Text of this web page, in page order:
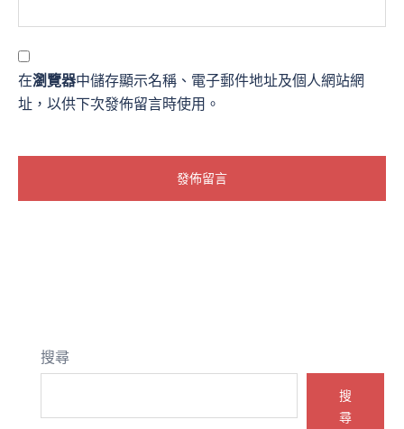
在瀏覽器中儲存顯示名稱、電子郵件地址及個人網站網
址，以供下次發佈留言時使用。
搜尋
搜
尋